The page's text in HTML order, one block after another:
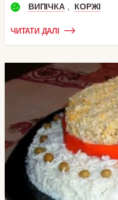
ВИПІЧКА , КОРЖІ
ЧИТАТИ ДАЛІ